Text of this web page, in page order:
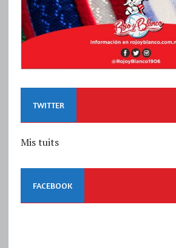
TWITTER
Mis tuits
FACEBOOK